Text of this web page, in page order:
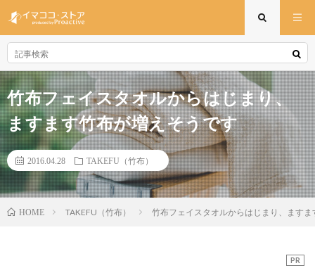
竹布フェイスタオルからはじまり、
ますます竹布が増えそうです
2016.04.28 TAKEFU（竹布）
HOME TAKEFU（竹布） 竹布フェイスタオルからはじまり、ます
PR